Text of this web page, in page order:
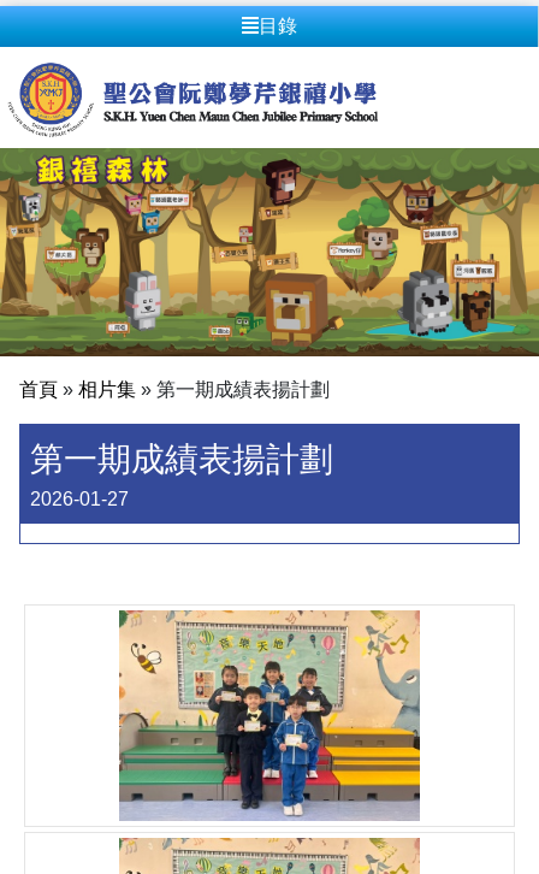
目錄
首頁 » 相片集 » 第一期成績表揚計劃
第一期成績表揚計劃
2026-01-27